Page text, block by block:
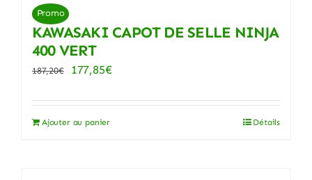
Promo
KAWASAKI CAPOT DE SELLE NINJA
400 VERT
187,20€
Le
initial
était :
177,85€Le
actuel
Ajouter au panier Détails